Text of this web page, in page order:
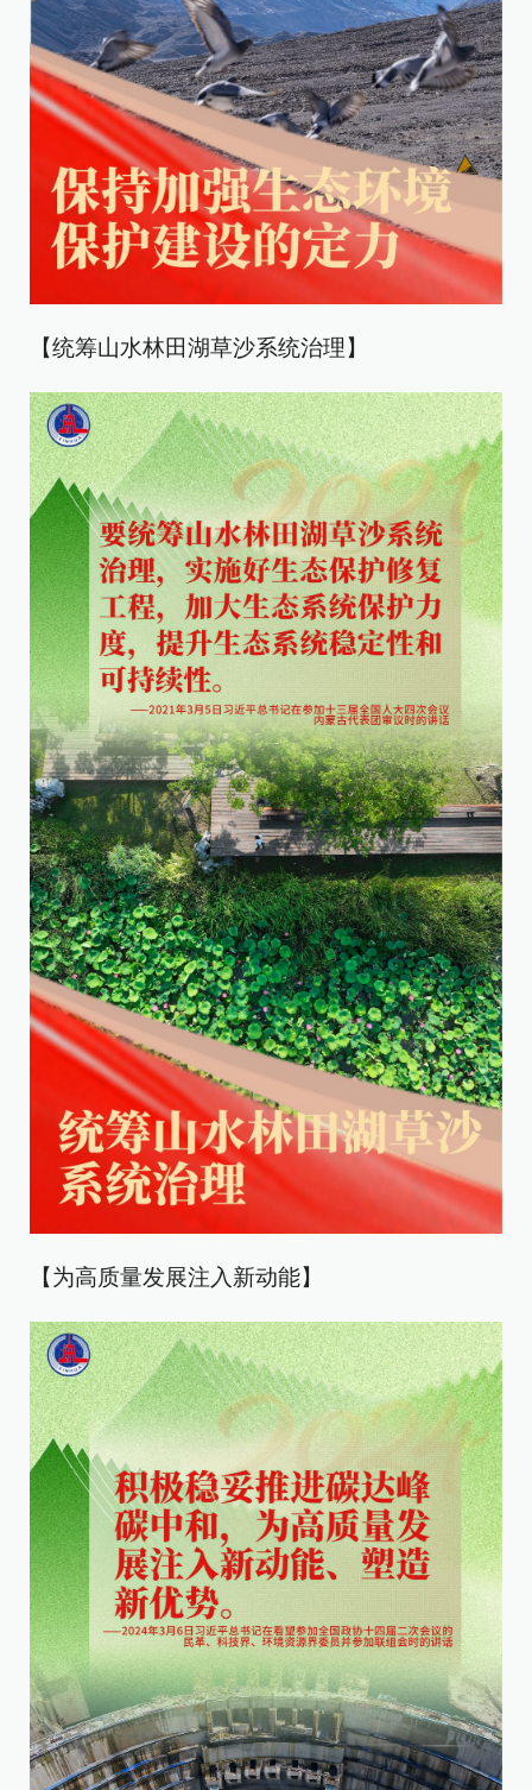
【统筹山水林田湖草沙系统治理】
【为高质量发展注入新动能】